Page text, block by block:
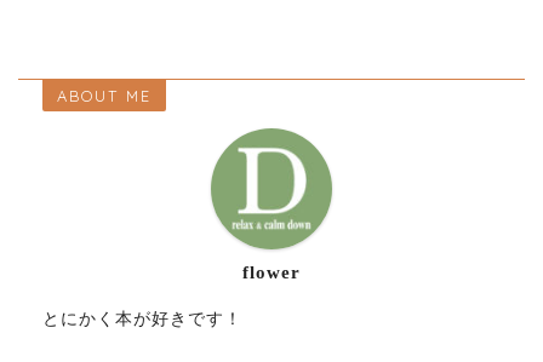
ABOUT ME
flower
とにかく本が好きです！